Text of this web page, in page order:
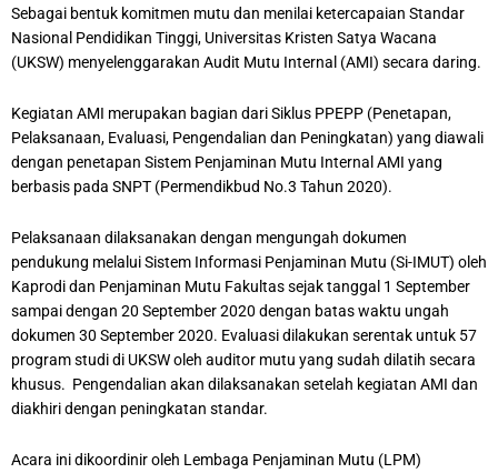
Sebagai bentuk komitmen mutu dan menilai ketercapaian Standar
Nasional Pendidikan Tinggi, Universitas Kristen Satya Wacana
(UKSW) menyelenggarakan Audit Mutu Internal (AMI) secara daring.
Kegiatan AMI merupakan bagian dari Siklus PPEPP (Penetapan,
Pelaksanaan, Evaluasi, Pengendalian dan Peningkatan) yang diawali
dengan penetapan Sistem Penjaminan Mutu Internal AMI yang
berbasis pada SNPT (Permendikbud No.3 Tahun 2020).
Pelaksanaan dilaksanakan dengan mengungah dokumen
pendukung melalui Sistem Informasi Penjaminan Mutu (Si-IMUT) oleh
Kaprodi dan Penjaminan Mutu Fakultas sejak tanggal 1 September
sampai dengan 20 September 2020 dengan batas waktu ungah
dokumen 30 September 2020. Evaluasi dilakukan serentak untuk 57
program studi di UKSW oleh auditor mutu yang sudah dilatih secara
khusus. Pengendalian akan dilaksanakan setelah kegiatan AMI dan
diakhiri dengan peningkatan standar.
Acara ini dikoordinir oleh Lembaga Penjaminan Mutu (LPM)